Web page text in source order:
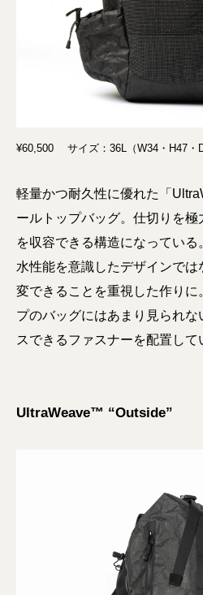
¥60,500 サイズ：36L（W34・H47・
軽量かつ耐久性に優れた「
ールトップバッグ。仕切りを
を収容できる構造になってい
⽔性能を意識したデザインで
変できることを重視した作りに
プのバッグにはあまり見られ
スできるファスナーを配置して
UltraWeave™ “Outside”